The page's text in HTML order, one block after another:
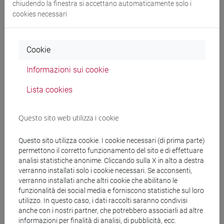
subcontinente indiano/cina/sud-est asiatico/cina
[LT027I]
Struttura generale dell'insegnamento
LINGUA CINESE 2 MOD.2
ESERCITAZIONI DI LINGUA CINESE 2
MOD.2A
ESERCITAZIONI DI LINGUA CINESE 2
MOD.2A Cognomi A-C
chiudendo la finestra si accettano automaticamente solo i
cookies necessari
Cookie
Informazioni sui cookie
Lista cookies
Questo sito web utilizza i cookie
Questo sito utilizza cookie. I cookie necessari (di prima parte)
permettono il corretto funzionamento del sito e di effettuare
analisi statistiche anonime. Cliccando sulla X in alto a destra
verranno installati solo i cookie necessari. Se acconsenti,
verranno installati anche altri cookie che abilitano le
funzionalità dei social media e forniscono statistiche sul loro
utilizzo. In questo caso, i dati raccolti saranno condivisi
anche con i nostri partner, che potrebbero associarli ad altre
informazioni per finalità di analisi, di pubblicità, ecc.